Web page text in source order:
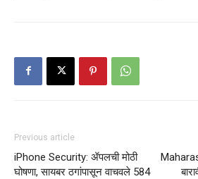
Previous article
iPhone Security: ॲपलची मोठी
घोषणा, सायबर ठगांपासून वाचवले 584